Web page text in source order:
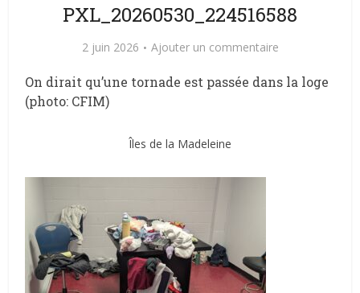
PXL_20260530_224516588
2 juin 2026 Ajouter un commentaire
On dirait qu’une tornade est passée dans la loge
(photo: CFIM)
Îles de la Madeleine